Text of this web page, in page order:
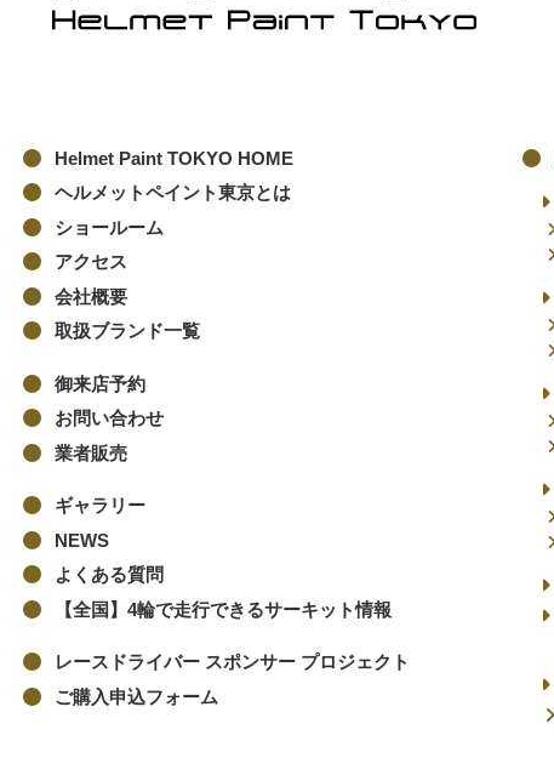
Helmet Paint TOKYO HOME
ヘルメットペイント東京とは
ショールーム
アクセス
会社概要
取扱ブランド一覧
御来店予約
お問い合わせ
業者販売
ギャラリー
NEWS
よくある質問
【全国】4輪で走行できるサーキット情報
レースドライバー スポンサー プロジェクト
ご購入申込フォーム